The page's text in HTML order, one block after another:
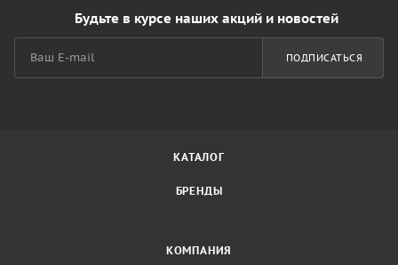
Будьте в курсе наших акций и новостей
ПОДПИСАТЬСЯ
КАТАЛОГ
БРЕНДЫ
КОМПАНИЯ